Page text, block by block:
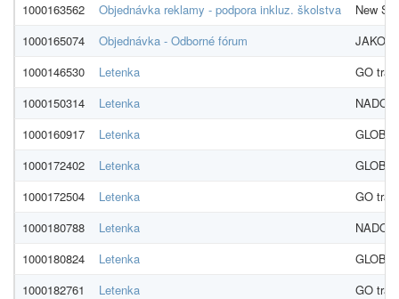
1000163562
Objednávka reklamy - podpora inkluz. školstva
New
1000165074
Objednávka - Odborné fórum
1000146530
Letenka
GO
1000150314
Letenka
1000160917
Letenka
1000172402
Letenka
1000172504
Letenka
GO
1000180788
Letenka
1000180824
Letenka
1000182761
Letenka
GO